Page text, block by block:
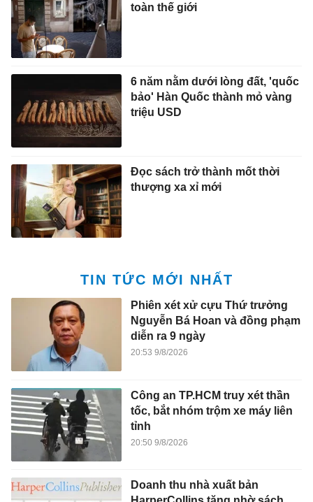
toàn thế giới
6 năm nằm dưới lòng đất, 'quốc
bảo' Hàn Quốc thành mỏ vàng
triệu USD
Đọc sách trở thành mốt thời
thượng xa xỉ mới
TIN TỨC MỚI NHẤT
Phiên xét xử cựu Thứ trưởng
Nguyễn Bá Hoan và đồng phạm
diễn ra 9 ngày
20:53 9/8/2026
Công an TP.HCM truy xét thần
tốc, bắt nhóm trộm xe máy liên
tỉnh
20:50 9/8/2026
Doanh thu nhà xuất bản